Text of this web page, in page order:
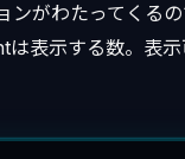
がわたってくる
表示する数。表